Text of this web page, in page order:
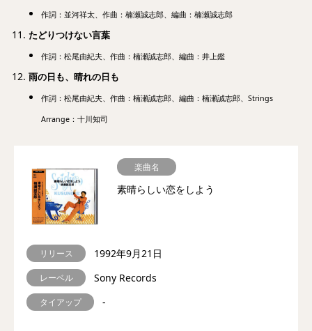
作詞：並河祥太、作曲：楠瀬誠志郎、編曲：楠瀬誠志郎
たどりつけない言葉
作詞：松尾由紀夫、作曲：楠瀬誠志郎、編曲：井上鑑
雨の日も、晴れの日も
作詞：松尾由紀夫、作曲：楠瀬誠志郎、編曲：楠瀬誠志郎、Strings
Arrange：十川知司
楽曲名
素晴らしい恋をしよう
リリース 1992年9月21日
レーベル Sony Records
タイアップ -